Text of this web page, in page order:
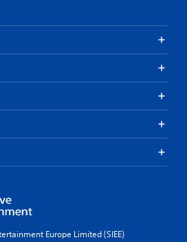
Europe Limited (SIEE)